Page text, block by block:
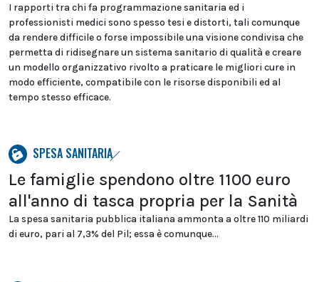
I rapporti tra chi fa programmazione sanitaria ed i
professionisti medici sono spesso tesi e distorti, tali comunque
da rendere difficile o forse impossibile una visione condivisa che
permetta di ridisegnare un sistema sanitario di qualità e creare
un modello organizzativo rivolto a praticare le migliori cure in
modo efficiente, compatibile con le risorse disponibili ed al
tempo stesso efficace.
SPESA SANITARIA
Le famiglie spendono oltre 1100 euro
all'anno di tasca propria per la Sanità
La spesa sanitaria pubblica italiana ammonta a oltre 110 miliardi
di euro, pari al 7,3% del Pil; essa è comunque...